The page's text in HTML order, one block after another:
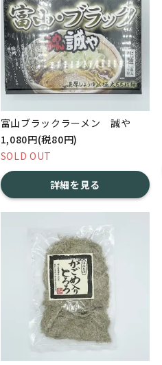
富山ブラックラーメン 誠や
1,080円(税80円)
SOLD OUT
詳細を見る